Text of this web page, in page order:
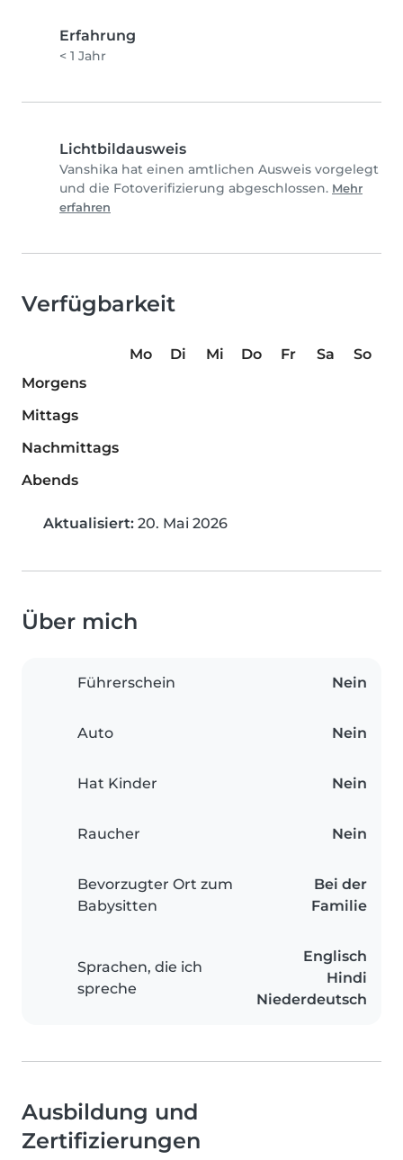
Erfahrung
< 1 Jahr
Lichtbildausweis
Vanshika hat einen amtlichen Ausweis vorgelegt
und die Fotoverifizierung abgeschlossen. Mehr
erfahren
Verfügbarkeit
Mo Di Mi Do Fr Sa
So
Morgens
Mittags
Nachmittags
Abends
Aktualisiert: 20. Mai 2026
Über mich
Führerschein Nein
Auto Nein
Hat Kinder Nein
Raucher Nein
Bevorzugter Ort zum
Babysitten
Bei der
Familie
Sprachen, die ich
spreche
Englisch
Hindi
Niederdeutsch
Ausbildung und
Zertifizierungen